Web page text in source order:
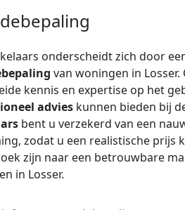
onderscheidt zich door
van woningen in
kennis en expertise op het
advies kunnen bieden bij
bent u verzekerd van een
zodat u een realistische prijs
zijn naar een betrouwbare
in Losser.